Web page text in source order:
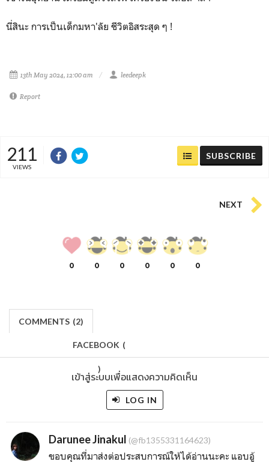
นี่สินะ การเป็นเด็กมหา'ลัย ชีวิตอิสระสุด ๆ !
13th May 2024, 12:00 am leedeepk
Report
211
VIEWS
SUBSCRIBE
NEXT
0 0 0 0 0 0
COMMENTS (2)
FACEBOOK (
)
เข้าสู่ระบบเพื่อแสดงความคิดเห็น
LOG IN
Darunee Jinakul (@fb1355331164623)
ขอบคุณที่มาส่งต่อประสบการณ์ให้ได้อ่านนะคะ แอบอู้